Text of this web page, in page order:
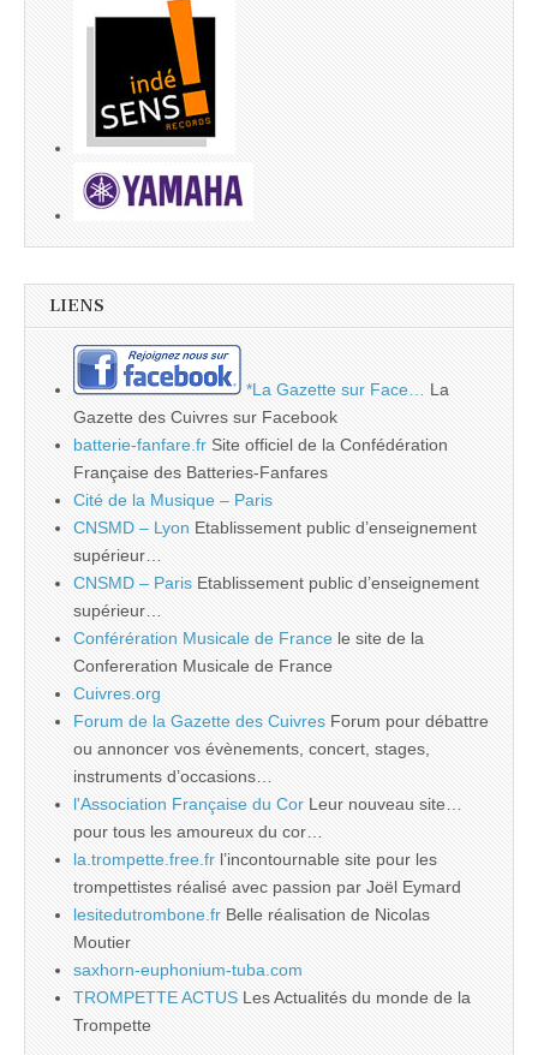
LIENS
*La Gazette sur Face…
La
Gazette des Cuivres sur Facebook
batterie-fanfare.fr Site officiel de la Confédération
Française des Batteries-Fanfares
Cité de la Musique – Paris
CNSMD – Lyon Etablissement public d’enseignement
supérieur…
CNSMD – Paris Etablissement public d’enseignement
supérieur…
Conférération Musicale de France le site de la
Confereration Musicale de France
Cuivres.org
Forum de la Gazette des Cuivres Forum pour débattre
ou annoncer vos évènements, concert, stages,
instruments d’occasions…
l'Association Française du Cor Leur nouveau site…
pour tous les amoureux du cor…
la.trompette.free.fr l’incontournable site pour les
trompettistes réalisé avec passion par Joël Eymard
lesitedutrombone.fr Belle réalisation de Nicolas
Moutier
saxhorn-euphonium-tuba.com
TROMPETTE ACTUS Les Actualités du monde de la
Trompette